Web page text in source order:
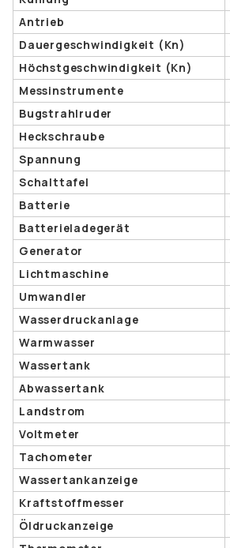
Antrieb
Dauergeschwindigkeit (Kn)
Höchstgeschwindigkeit (Kn)
Messinstrumente
Bugstrahlruder
Heckschraube
Spannung
Schalttafel
Batterie
Batterieladegerät
Generator
Lichtmaschine
Umwandler
Wasserdruckanlage
Warmwasser
Wassertank
Abwassertank
Landstrom
Voltmeter
Tachometer
Wassertankanzeige
Kraftstoffmesser
Öldruckanzeige